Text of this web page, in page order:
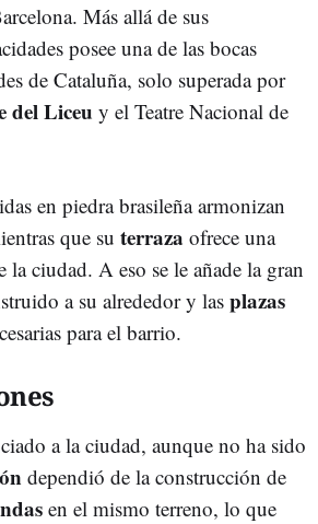
Más allá de sus
posee una de las bocas
de Cataluña, solo superada por
del Liceu y el Teatre Nacional de
en piedra brasileña armonizan
que su terraza ofrece una
ciudad. A eso se le añade la gran
a su alrededor y las plazas
para el barrio.
a la ciudad, aunque no ha sido
dependió de la construcción de
en el mismo terreno, lo que